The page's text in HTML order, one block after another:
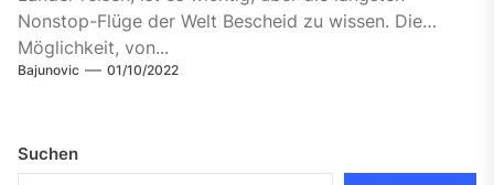
Nonstop-Flüge der Welt Bescheid zu wissen. Die
Möglichkeit, von...
Bajunovic 01/10/2022
Suchen